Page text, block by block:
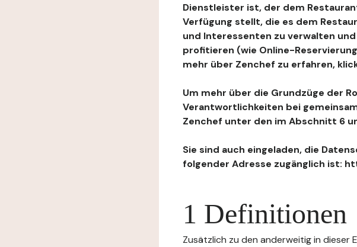
Dienstleister ist, der dem
Verfügung stellt, die es dem
und Interessenten zu verwalten
profitieren (wie Online-
mehr über Zenchef zu erfahren,
Um mehr über die Grundzüge der
Verantwortlichkeiten bei
Zenchef unter den im Abschnitt 6
Sie sind auch eingeladen, die
folgender Adresse zugänglich ist:
1 Definitionen
Zusätzlich zu den anderweitig in dieser